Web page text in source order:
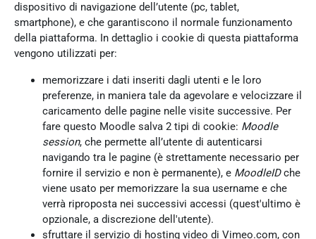
dispositivo di navigazione dell’utente (pc, tablet,
smartphone), e che garantiscono il normale funzionamento
della piattaforma. In dettaglio i cookie di questa piattaforma
vengono utilizzati per:
memorizzare i dati inseriti dagli utenti e le loro
preferenze, in maniera tale da agevolare e velocizzare il
caricamento delle pagine nelle visite successive. Per
fare questo Moodle salva 2 tipi di cookie: Moodle
session, che permette all’utente di autenticarsi
navigando tra le pagine (è strettamente necessario per
fornire il servizio e non è permanente), e MoodleIDche
viene usato per memorizzare la sua username e che
verrà riproposta nei successivi accessi (quest'ultimo è
opzionale, a discrezione dell'utente).
sfruttare il servizio di hosting video di Vimeo.com, con